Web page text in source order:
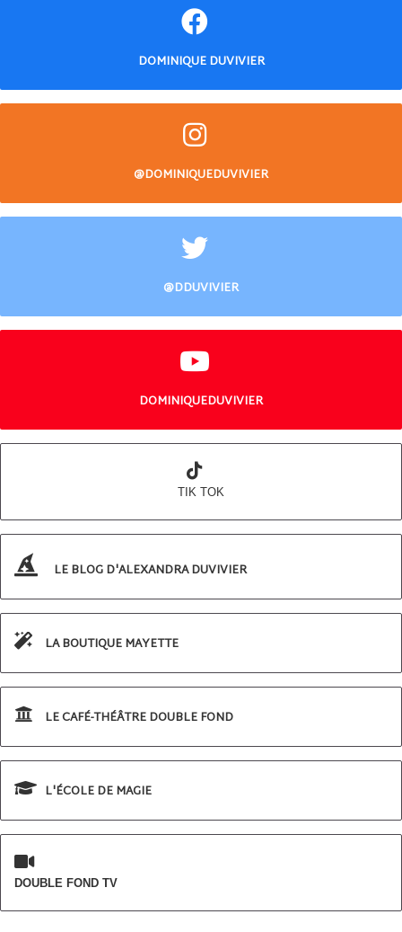
DOMINIQUE DUVIVIER
@DOMINIQUEDUVIVIER
@DDUVIVIER
DOMINIQUEDUVIVIER
TIK TOK
LE BLOG D'ALEXANDRA DUVIVIER
LA BOUTIQUE MAYETTE
LE CAFÉ-THÉÂTRE DOUBLE FOND
L'ÉCOLE DE MAGIE
DOUBLE FOND TV